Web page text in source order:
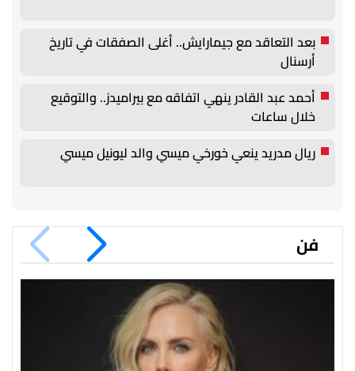
بعد التعاقد مع جيمارايش.. أغلى الصفقات في تاريخ
أرسنال
أحمد عبد القادر ينهي اتفاقه مع بيراميدز.. والتوقيع
خلال ساعات
ريال مدريد ينعي خورخي ميسي والد ليونيل ميسي
فن